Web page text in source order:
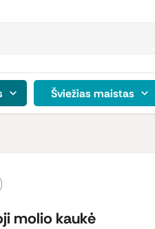
Šviežias maistas
molio kaukė